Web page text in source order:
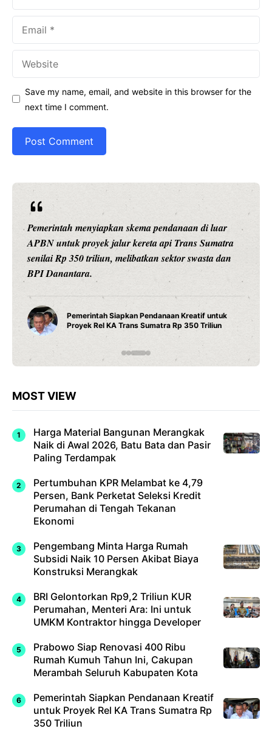
Save my name, email, and website in this browser for the
next time I comment.
Ariston Indonesia meluncurkan Andris 3, water heater
pintar dengan konektivitas Wi-Fi, pengaturan suhu
presisi 1 derajat Celsius, dan teknologi titanium untuk
daya tahan maksimal.
Water Heater Pintar Andris 3 Ariston Hadirkan
Fitur Wi-Fi dan Efisiensi Energi untuk Hunian
Modern
MOST VIEW
Harga Material Bangunan Merangkak
Naik di Awal 2026, Batu Bata dan Pasir
Paling Terdampak
Pertumbuhan KPR Melambat ke 4,79
Persen, Bank Perketat Seleksi Kredit
Perumahan di Tengah Tekanan
Ekonomi
Pengembang Minta Harga Rumah
Subsidi Naik 10 Persen Akibat Biaya
Konstruksi Merangkak
BRI Gelontorkan Rp9,2 Triliun KUR
Perumahan, Menteri Ara: Ini untuk
UMKM Kontraktor hingga Developer
Prabowo Siap Renovasi 400 Ribu
Rumah Kumuh Tahun Ini, Cakupan
Merambah Seluruh Kabupaten Kota
Pemerintah Siapkan Pendanaan Kreatif
untuk Proyek Rel KA Trans Sumatra Rp
350 Triliun